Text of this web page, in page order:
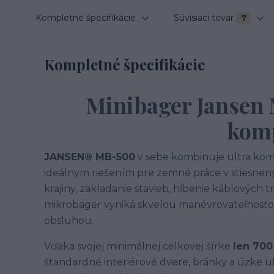
Kompletné špecifikácie Súvisiaci tovar 7
Kompletné špecifikácie
Minibager
JANSEN® MB-500 v sebe kombinuje ultra
ideálnym riešením pre zemné práce v
krajiny, zakladanie stavieb, hĺbenie káblových
mikrobager vyniká skvelou
obsluhou.
Vďaka svojej minimálnej celkovej šírke len
štandardné interiérové dvere, bránky a úzke